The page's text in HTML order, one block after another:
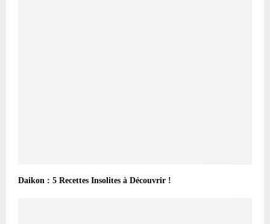
Daikon : 5 Recettes Insolites à Découvrir !